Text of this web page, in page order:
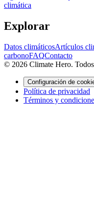
climática
Explorar
Datos climáticosArtículos
carbonoFAQContacto
© 2026 Climate Hero. Todos
Configuración de
Política de privacidad
Términos y